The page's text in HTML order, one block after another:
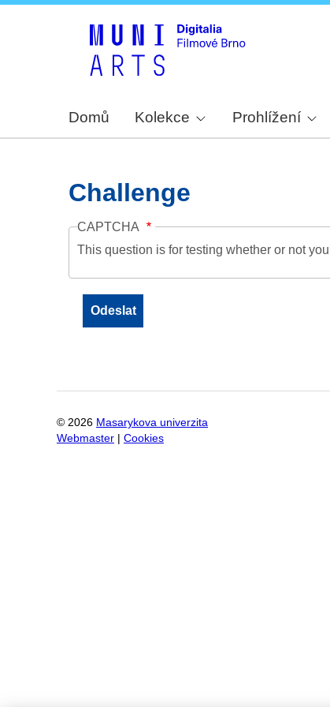
Domů Kolekce Prohlížení
Challenge
CAPTCHA
This question is for testing whether or not
© 2026 Masarykova univerzita
Webmaster
Cookies